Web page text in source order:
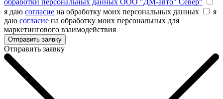
обработки персональных данных ООО "ДМ-авто" Север"
я даю согласие на обработку моих персональных данных
я
даю согласие на обработку моих персональных для
маркетингового взаимодействия
Отправить заявку